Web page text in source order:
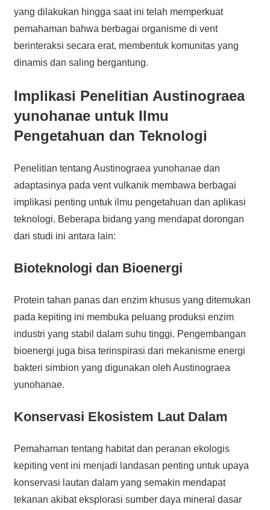
yang dilakukan hingga saat ini telah memperkuat
pemahaman bahwa berbagai organisme di vent
berinteraksi secara erat, membentuk komunitas yang
dinamis dan saling bergantung.
Implikasi Penelitian Austinograea
yunohanae untuk Ilmu
Pengetahuan dan Teknologi
Penelitian tentang Austinograea yunohanae dan
adaptasinya pada vent vulkanik membawa berbagai
implikasi penting untuk ilmu pengetahuan dan aplikasi
teknologi. Beberapa bidang yang mendapat dorongan
dari studi ini antara lain:
Bioteknologi dan Bioenergi
Protein tahan panas dan enzim khusus yang ditemukan
pada kepiting ini membuka peluang produksi enzim
industri yang stabil dalam suhu tinggi. Pengembangan
bioenergi juga bisa terinspirasi dari mekanisme energi
bakteri simbion yang digunakan oleh Austinograea
yunohanae.
Konservasi Ekosistem Laut Dalam
Pemahaman tentang habitat dan peranan ekologis
kepiting vent ini menjadi landasan penting untuk upaya
konservasi lautan dalam yang semakin mendapat
tekanan akibat eksplorasi sumber daya mineral dasar